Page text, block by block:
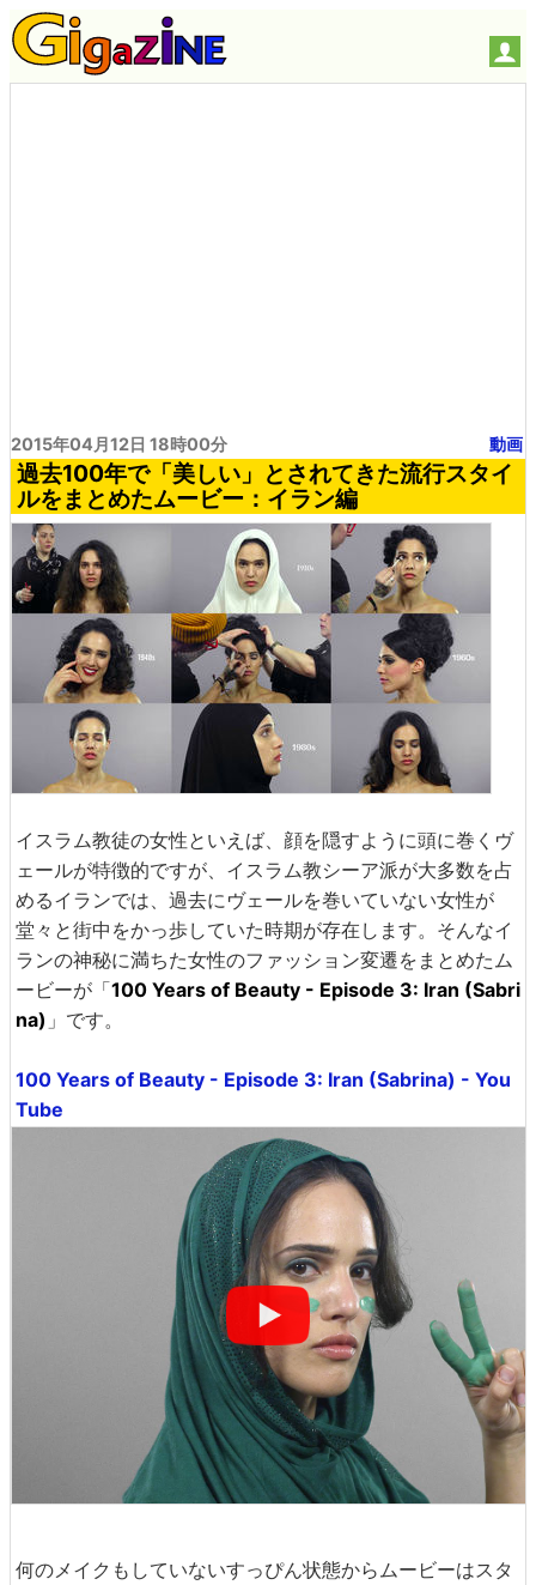
2015年04月12日 18時00分 動画
過去100年で「美しい」とされてきた流行スタイ
ルをまとめたムービー：イラン編
イスラム教徒の女性といえば、顔を隠すように頭に巻くヴ
ェールが特徴的ですが、イスラム教シーア派が大多数を占
めるイランでは、過去にヴェールを巻いていない女性が
堂々と街中をかっ歩していた時期が存在します。そんなイ
ランの神秘に満ちた女性のファッション変遷をまとめたム
ービーが「100 Years of Beauty - Episode 3: Iran (Sabri
na) 」です。
100 Years of Beauty - Episode 3: Iran (Sabrina) - You
Tube
何のメイクもしていないすっぴん状態からムービーはスタ